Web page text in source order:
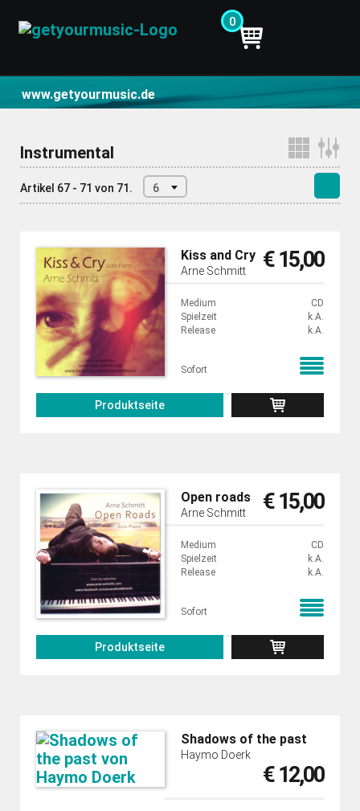
0
www.getyourmusic.de
Instrumental
Artikel 67 - 71 von 71. 6
Kiss and Cry
Arne Schmitt € 15,00
Medium
CD
Spielzeit
k.A.
Release
k.A.
Sofort
Produktseite
Open roads
Arne Schmitt € 15,00
Medium
CD
Spielzeit
k.A.
Release
k.A.
Sofort
Produktseite
Shadows of the past
Haymo Doerk
€ 12,00